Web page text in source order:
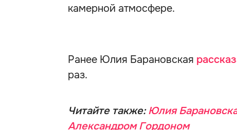
камерной атмосфере.
Ранее Юлия Барановская
раз.
Читайте также:Юлия
Александром Гордоном